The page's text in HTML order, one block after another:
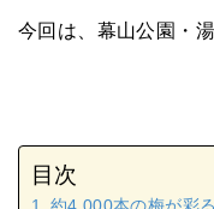
今回は、幕山公園・
目次